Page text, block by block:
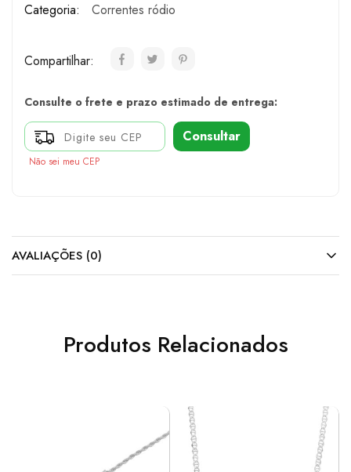
Categoria:
Correntes ródio
Compartilhar:
Consulte o frete e prazo estimado de entrega:
Consultar
Não sei meu CEP
AVALIAÇÕES (0)
Produtos Relacionados